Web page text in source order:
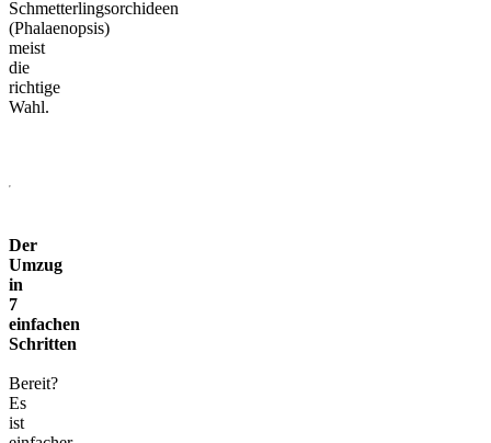
Schmetterlingsorchideen
(Phalaenopsis)
meist
die
richtige
Wahl.
Der
Umzug
in
7
einfachen
Schritten
Bereit?
Es
ist